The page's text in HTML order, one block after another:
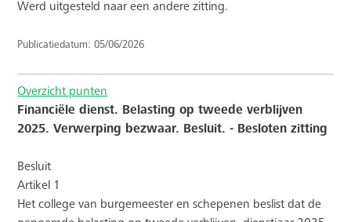
Werd uitgesteld naar een andere zitting.
Publicatiedatum: 05/06/2026
Overzicht punten
Financiële dienst. Belasting op tweede verblijven
2025. Verwerping bezwaar. Besluit. - Besloten zitting
Besluit
Artikel 1
Het college van burgemeester en schepenen beslist dat de